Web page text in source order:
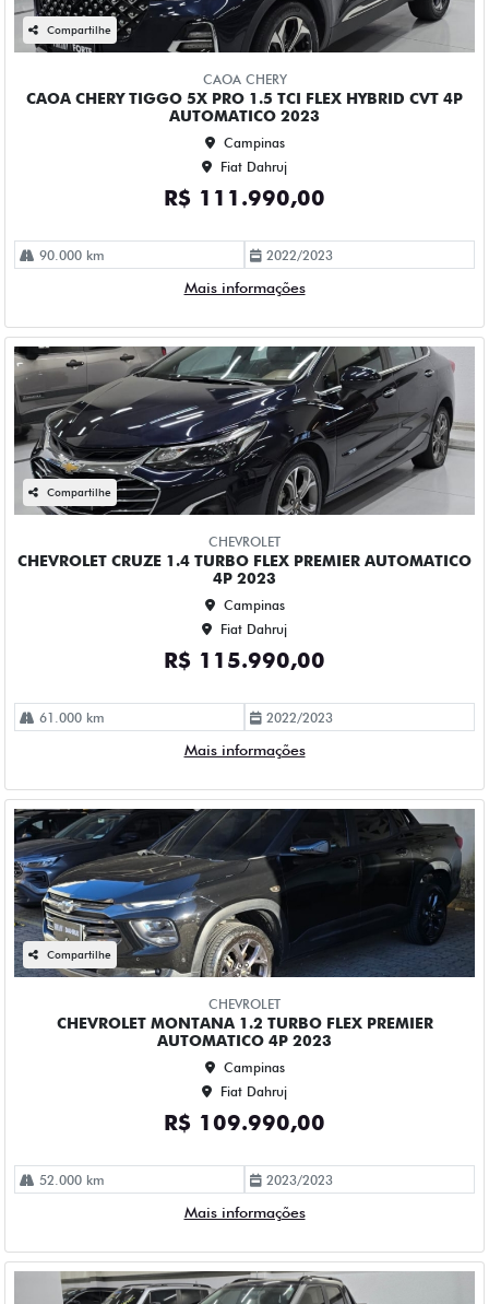
CHEVROLET CRUZE 1.4 TURBO FLEX PREMIER AUTOMATICO
4P 2023
Campinas
Fiat Dahruj
R$ 115.990,00
2022/2023
Mais informações
Compartilhe
CHEVROLET
CHEVROLET MONTANA 1.2 TURBO FLEX PREMIER
AUTOMATICO 4P 2023
Campinas
Fiat Dahruj
R$ 109.990,00
2023/2023
Mais informações
Compartilhe
CHEVROLET
CHEVROLET MONTANA 1.2 TURBO FLEX RS AUTOMATICO
4P 2024
Campinas
Fiat Dahruj
R$ 112.990,00
2023/2024
Mais informações